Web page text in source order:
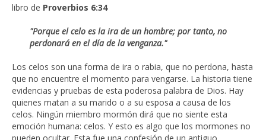
libro de Proverbios 6:34
"Porque el celo es la ira de un hombre; por tanto, no
perdonará en el día de la venganza."
Los celos son una forma de ira o rabia, que no perdona, hasta
que no encuentre el momento para vengarse. La historia tiene
evidencias y pruebas de esta poderosa palabra de Dios. Hay
quienes matan a su marido o a su esposa a causa de los
celos. Ningún miembro mormón dirá que no siente esta
emoción humana: celos. Y esto es algo que los mormones no
pueden ocultar. Esta fue una confesión de un antiguo